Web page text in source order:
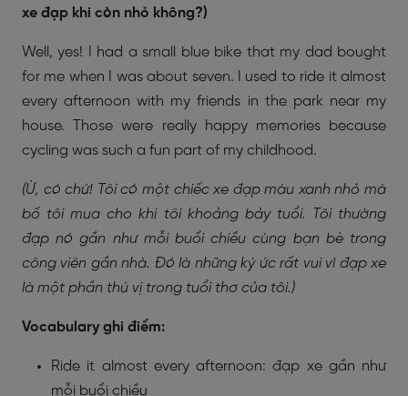
xe đạp khi còn nhỏ không?)
Well, yes! I had a small blue bike that my dad bought
for me when I was about seven. I used to ride it almost
every afternoon with my friends in the park near my
house. Those were really happy memories because
cycling was such a fun part of my childhood.
(Ừ, có chứ! Tôi có một chiếc xe đạp màu xanh nhỏ mà
bố tôi mua cho khi tôi khoảng bảy tuổi. Tôi thường
đạp nó gần như mỗi buổi chiều cùng bạn bè trong
công viên gần nhà. Đó là những ký ức rất vui vì đạp xe
là một phần thú vị trong tuổi thơ của tôi.)
Vocabulary ghi điểm:
Ride it almost every afternoon: đạp xe gần như
mỗi buổi chiều